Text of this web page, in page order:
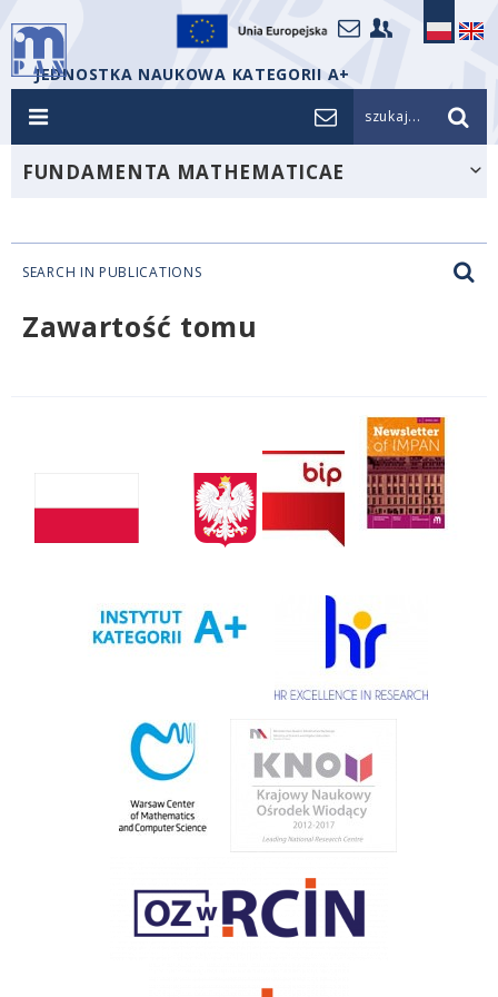
JEDNOSTKA NAUKOWA KATEGORII A+
szukaj...
FUNDAMENTA MATHEMATICAE
SEARCH IN PUBLICATIONS
Zawartość tomu